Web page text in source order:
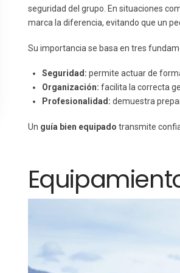
seguridad del grupo. En situaciones
marca la diferencia, evitando que un
Su importancia se basa en tres
Seguridad: permite actuar de
Organización: facilita la correcta
Profesionalidad: demuestra
Un guía bien equipado transmite